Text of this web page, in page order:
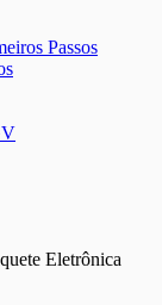
Eletrônica